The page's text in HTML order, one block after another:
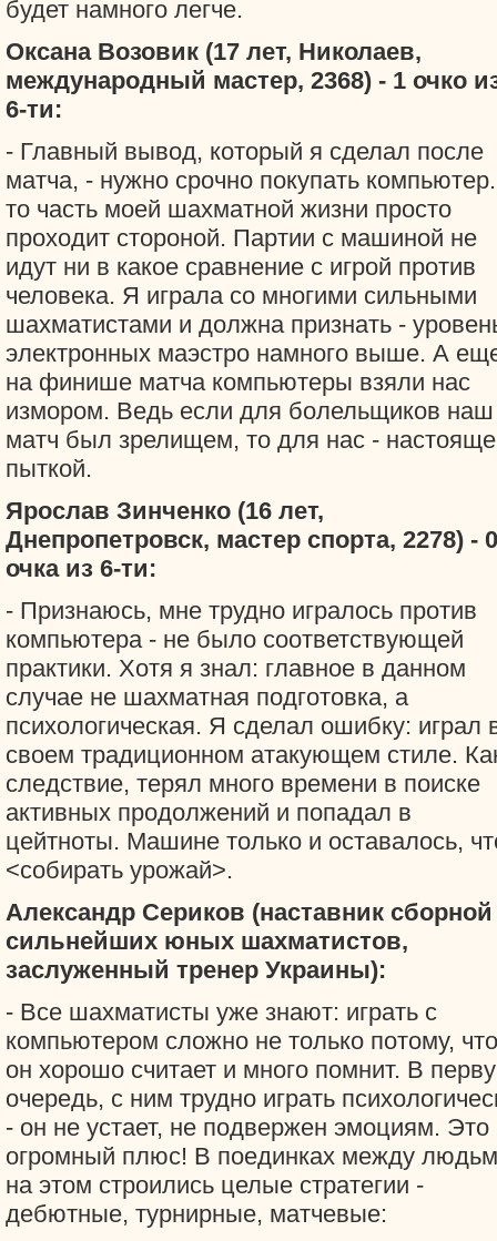
будет намного легче.
Оксана Возовик (17 лет, Николаев,
международный мастер, 2368) - 1 очко
6-ти:
- Главный вывод, который я сделал после
матча, - нужно срочно покупать
то часть моей шахматной жизни просто
проходит стороной. Партии с машиной не
идут ни в какое сравнение с игрой против
человека. Я играла со многими сильными
шахматистами и должна признать -
электронных маэстро намного выше. А
на финише матча компьютеры взяли нас
измором. Ведь если для болельщиков наш
матч был зрелищем, то для нас -
пыткой.
Ярослав Зинченко (16 лет,
Днепропетровск, мастер спорта, 2278) -
очка из 6-ти:
- Признаюсь, мне трудно игралось против
компьютера - не было соответствующей
практики. Хотя я знал: главное в данном
случае не шахматная подготовка, а
психологическая. Я сделал ошибку: играл
своем традиционном атакующем стиле.
следствие, терял много времени в поиске
активных продолжений и попадал в
цейтноты. Машине только и оставалось,
<собирать урожай>.
Александр Сериков (наставник сборной
сильнейших юных шахматистов,
заслуженный тренер Украины):
- Все шахматисты уже знают: играть с
компьютером сложно не только потому, что
он хорошо считает и много помнит. В
очередь, с ним трудно играть
- он не устает, не подвержен эмоциям. Это
огромный плюс! В поединках между
на этом строились целые стратегии -
дебютные, турнирные, матчевые: